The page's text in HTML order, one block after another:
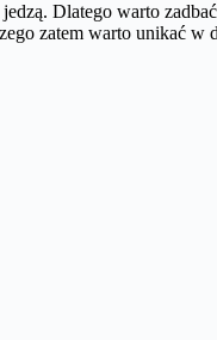
Dlatego warto
zatem warto unikać w